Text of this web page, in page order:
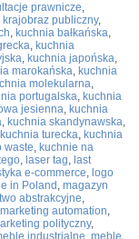
prawnicze,
krajobraz publiczny,
, kuchnia bałkańska,
, kuchnia
, kuchnia japońska,
marokańska, kuchnia
molekularna,
portugalska, kuchnia
jesienna, kuchnia
, kuchnia skandynawska,
kuchnia turecka, kuchnia
waste, kuchnie na
, laser tag, last
e-commerce, logo
in Poland , magazyn
abstrakcyjne,
marketing automation,
polityczny,
industrialne, meble